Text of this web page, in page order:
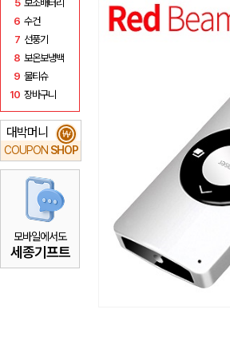
5 보조배터리
6 수건
7 선풍기
8 보온보냉백
9 물티슈
10 장바구니
대박머니
COUPON SHOP
₩
모바일에서도
세종기프트